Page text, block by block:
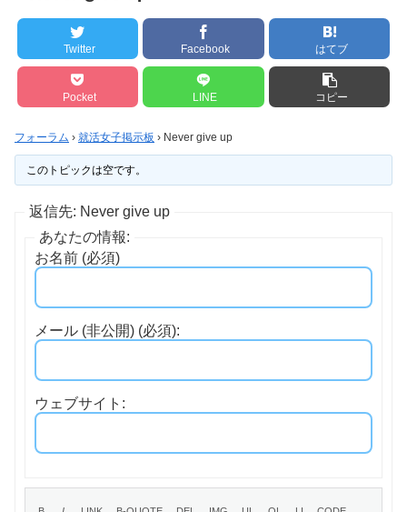
Twitter Facebook はてブ
Pocket LINE コピー
フォーラム › 就活女子掲示板 › Never give up
このトピックは空です。
返信先: Never give up
あなたの情報:
お名前 (必須)
メール (非公開) (必須):
ウェブサイト: